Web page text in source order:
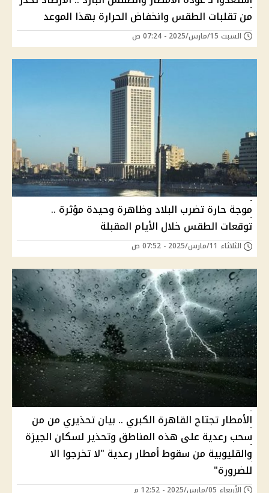
من تقلبات الطقس وانخفاض الحرارة بهذا الموعد
السبت 15/مارس/2025 - 07:24 ص
موجة حارة تضرب البلاد وظاهرة وحيدة مؤثرة ..
توقعات الطقس خلال الأيام المقبلة
الثلاثاء 11/مارس/2025 - 07:52 ص
الأمطار تجتاح القاهرة الكبري .. بيان تحذيري من من
سحب رعدية على هذه المناطق وتحذير لسكان الجيزة
والقليوبية من سقوط أمطار رعدية "لا تخرجوا الا
للضرورة"
الأربعاء 05/مارس/2025 - 12:52 م